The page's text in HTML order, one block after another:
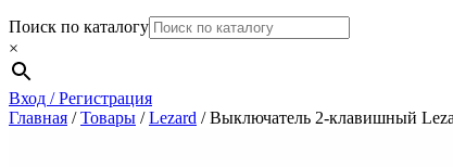
Поиск по каталогу
×
Вход / Регистрация
Главная /Товары /Lezard /Выключатель 2-клавишный